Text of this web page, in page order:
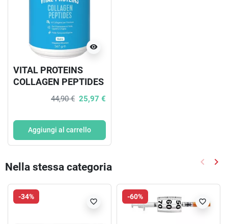
visibility
VITAL PROTEINS
COLLAGEN PEPTIDES
44,90 € 25,97 €
Aggiungi al carrello
Nella stessa categoria keyboard_arrow_left keyboard_arrow_right
-34%
favorite_border
-60%
favorite_border